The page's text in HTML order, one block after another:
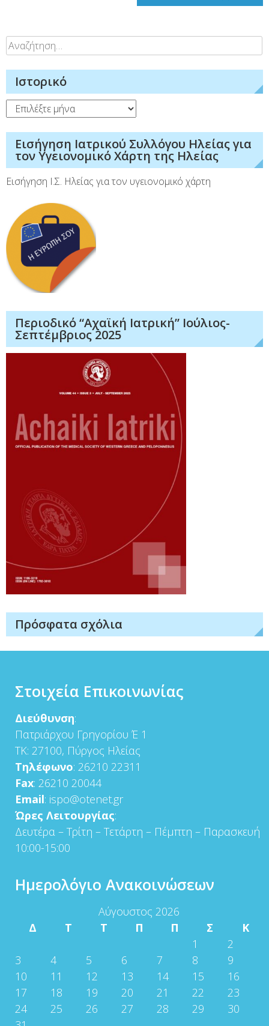
Αναζήτηση
για:
Ιστορικό
Ιστορικό
Εισήγηση Ιατρικού Συλλόγου Ηλείας για
τον Υγειονομικό Χάρτη της Ηλείας
Εισήγηση Ι.Σ. Ηλείας για τον υγειονομικό χάρτη
Περιοδικό “Αχαϊκή Ιατρική” Ιούλιος-
Σεπτέμβριος 2025
Πρόσφατα σχόλια
Στοιχεία Επικοινωνίας
Διεύθυνση:
Πατριάρχου Γρηγορίου Έ 1
ΤΚ: 27100, Πύργος Ηλείας
Τηλέφωνο: 26210 22311
Fax: 26210 20044
Email: ispo@otenet.gr
Ώρες Λειτουργίας:
Δευτέρα – Τρίτη – Τετάρτη – Πέμπτη – Παρασκευή
10:00-15:00
Ημερολόγιο Ανακοινώσεων
Αύγουστος 2026
Δ
Τ Τ Π Π Σ
Κ
1
2
3
4 5 6 7 8
9
10
11 12 13 14 15
16
17
18 19 20 21 22
23
24
25 26 27 28 29
30